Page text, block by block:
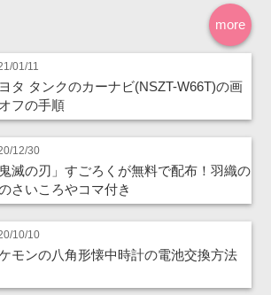
more
01/11
タ タンクのカーナビ(NSZT-W66T)の画
フの手順
12/30
鬼滅の刃」すごろくが無料で配布！羽織の
さいころやコマ付き
10/10
モンの八角形懐中時計の電池交換方法